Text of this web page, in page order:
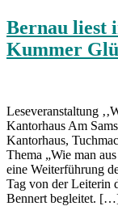
Bernau liest
Kummer
Leseveranstaltung
Kantorhaus Am
Kantorhaus,
Thema „Wie man
eine Weiterführung
Tag von der Leiterin
Bennert begleitet.